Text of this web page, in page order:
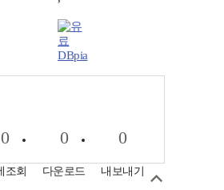
DBpia
0
조회
0
다운로드
0
내보내기